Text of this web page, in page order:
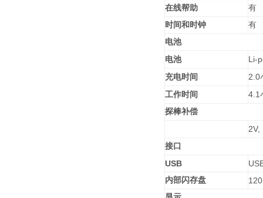
在线帮助
有
时间和时钟
有
电池
电池
Li-
充电时间 2.0
工作时间
4.1
探棒补偿
2V,
接口
USB
内部闪存盘